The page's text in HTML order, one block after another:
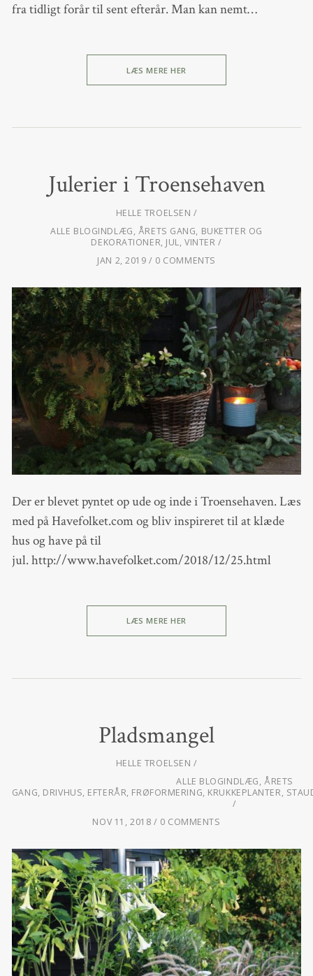
fra tidligt forår til sent efterår. Man kan nemt…
LÆS MERE HER
Julerier i Troensehaven
HELLE TROELSEN
ALLE BLOGINDLÆG, ÅRETS GANG, BUKETTER OG
DEKORATIONER, JUL,VINTER
JAN 2, 2019
0 COMMENTS
Der er blevet pyntet op ude og inde i Troensehaven. Læs
med på Havefolket.com og bliv inspireret til at klæde
hus og have på til
jul. http://www.havefolket.com/2018/12/25.html
LÆS MERE HER
Pladsmangel
HELLE TROELSEN
ALLE BLOGINDLÆG, ÅRETS
GANG, DRIVHUS, EFTERÅR, FRØFORMERING, KRUKKEPLANTER,
NOV 11, 2018 0 COMMENTS